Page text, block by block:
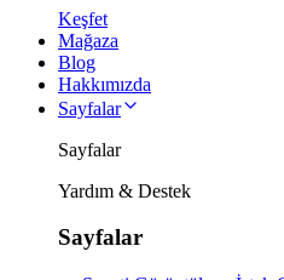
Keşfet
Mağaza
Blog
Hakkımızda
Sayfalar
Sayfalar
Yardım & Destek
Sayfalar